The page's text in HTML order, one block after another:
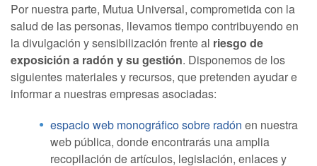
Por nuestra parte, Mutua Universal, comprometida con la
salud de las personas, llevamos tiempo contribuyendo en
la divulgación y sensibilización frente al riesgo de
exposición a radón y su gestión. Disponemos de los
siguientes materiales y recursos, que pretenden ayudar e
informar a nuestras empresas asociadas:
espacio web monográfico sobre radón en nuestra
web pública, donde encontrarás una amplia
recopilación de artículos, legislación, enlaces y